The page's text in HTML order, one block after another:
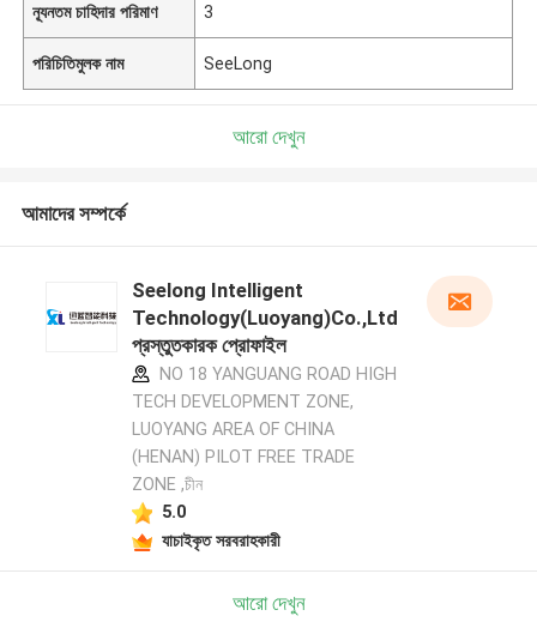
ন্যূনতম চাহিদার পরিমাণ 3
পরিচিতিমুলক নাম SeeLong
আরো দেখুন
আমাদের সম্পর্কে
Seelong Intelligent
Technology(Luoyang)Co.,Ltd
প্রস্তুতকারক প্রোফাইল
NO 18 YANGUANG ROAD HIGH
TECH DEVELOPMENT ZONE,
LUOYANG AREA OF CHINA
(HENAN) PILOT FREE TRADE
ZONE ,চীন
5.0
যাচাইকৃত সরবরাহকারী
আরো দেখুন